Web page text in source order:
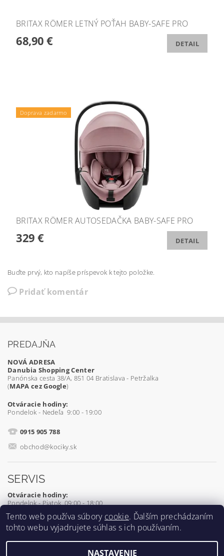
BRITAX RÖMER LETNÝ POŤAH BABY-SAFE PRO
68,90 € DETAIL
Doprava zadarmo
BRITAX RÖMER AUTOSEDAČKA BABY-SAFE PRO
329 € DETAIL
Buďte prvý, kto napíše príspevok k tejto položke.
Pridať komentár
PREDAJŇA
NOVÁ ADRESA
Danubia Shopping Center
Panónska cesta 38/A, 851 04 Bratislava - Petržalka
(MAPA cez Google)
Otváracie hodiny:
Pondelok - Nedeľa 9:00 - 19:00
0915 905 788
obchod@kociky.sk
SERVIS
Otváracie hodiny:
Pondelok - Piatok 09:00 - 18:00
0905 539 927
Tento web používa súbory cookie. Ďalším prechádzaním
tohto webu vyjadrujete súhlas s ich používaním.
NASTAVENIE